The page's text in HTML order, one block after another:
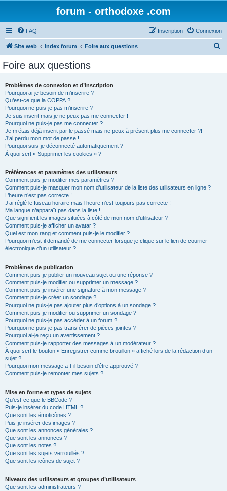
forum - orthodoxe .com
FAQ Connexion
Inscription
Site web Index forum Foire aux questions
Foire aux questions
Problèmes de connexion et d’inscription
Pourquoi ai-je besoin de m’inscrire ?
Qu’est-ce que la COPPA ?
Pourquoi ne puis-je pas m’inscrire ?
Je suis inscrit mais je ne peux pas me connecter !
Pourquoi ne puis-je pas me connecter ?
Je m’étais déjà inscrit par le passé mais ne peux à présent plus me connecter ?!
J’ai perdu mon mot de passe !
Pourquoi suis-je déconnecté automatiquement ?
À quoi sert « Supprimer les cookies » ?
Préférences et paramètres des utilisateurs
Comment puis-je modifier mes paramètres ?
Comment puis-je masquer mon nom d’utilisateur de la liste des utilisateurs en ligne ?
L’heure n’est pas correcte !
J’ai réglé le fuseau horaire mais l’heure n’est toujours pas correcte !
Ma langue n’apparaît pas dans la liste !
Que signifient les images situées à côté de mon nom d’utilisateur ?
Comment puis-je afficher un avatar ?
Quel est mon rang et comment puis-je le modifier ?
Pourquoi m’est-il demandé de me connecter lorsque je clique sur le lien de courrier
électronique d’un utilisateur ?
Problèmes de publication
Comment puis-je publier un nouveau sujet ou une réponse ?
Comment puis-je modifier ou supprimer un message ?
Comment puis-je insérer une signature à mon message ?
Comment puis-je créer un sondage ?
Pourquoi ne puis-je pas ajouter plus d’options à un sondage ?
Comment puis-je modifier ou supprimer un sondage ?
Pourquoi ne puis-je pas accéder à un forum ?
Pourquoi ne puis-je pas transférer de pièces jointes ?
Pourquoi ai-je reçu un avertissement ?
Comment puis-je rapporter des messages à un modérateur ?
À quoi sert le bouton « Enregistrer comme brouillon » affiché lors de la rédaction d’un
sujet ?
Pourquoi mon message a-t-il besoin d’être approuvé ?
Comment puis-je remonter mes sujets ?
Mise en forme et types de sujets
Qu’est-ce que le BBCode ?
Puis-je insérer du code HTML ?
Que sont les émoticônes ?
Puis-je insérer des images ?
Que sont les annonces générales ?
Que sont les annonces ?
Que sont les notes ?
Que sont les sujets verrouillés ?
Que sont les icônes de sujet ?
Niveaux des utilisateurs et groupes d’utilisateurs
Que sont les administrateurs ?